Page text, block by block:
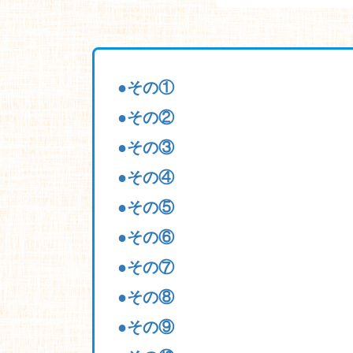
●その①
●その②
●その③
●その④
●その⑤
●その⑥
●その⑦
●その⑧
●その⑨